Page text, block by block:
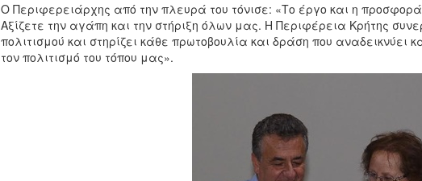
Ο Περιφερειάρχης από την πλευρά του τόνισε: «Το έργο και η
Αξίζετε την αγάπη και την στήριξη όλων μας. Η Περιφέρεια Κρήτης
πολιτισμού και στηρίζει κάθε πρωτοβουλία και δράση που αναδεικνύει
τον πολιτισμό του τόπου μας».